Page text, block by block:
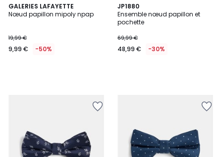
GALERIES LAFAYETTE
Nœud papillon mipoly npap
€
au
appliquée.
19,99 €
9,99 € -50%
JP1880
Ensemble nœud papillon et
pochette
69,99 €
48,99 € -30%